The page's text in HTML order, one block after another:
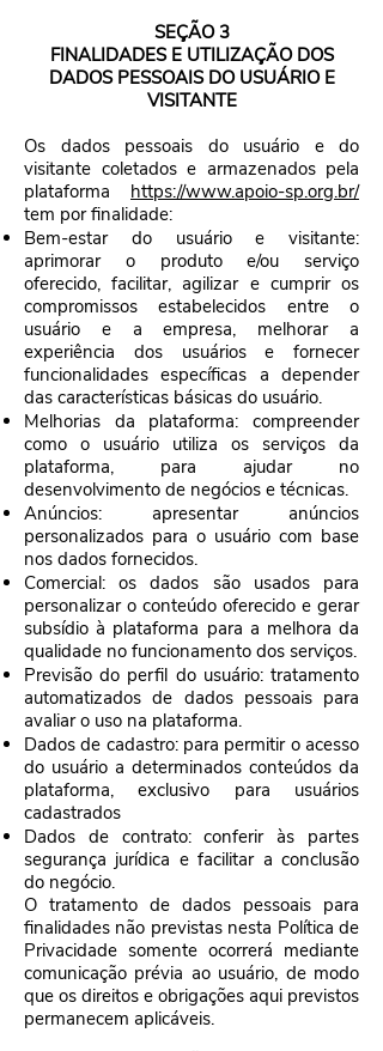
SEÇÃO 3
FINALIDADES E UTILIZAÇÃO DOS
DADOS PESSOAIS DO USUÁRIO E
VISITANTE
Os dados pessoais do usuário e do
visitante coletados e armazenados pela
plataforma https://www.apoio-sp.org.br/
tem por finalidade:
Bem-estar do usuário e visitante:
aprimorar o produto e/ou serviço
oferecido, facilitar, agilizar e cumprir os
compromissos estabelecidos entre o
usuário e a empresa, melhorar a
experiência dos usuários e fornecer
funcionalidades específicas a depender
das características básicas do usuário.
Melhorias da plataforma: compreender
como o usuário utiliza os serviços da
plataforma, para ajudar no
desenvolvimento de negócios e técnicas.
Anúncios: apresentar anúncios
personalizados para o usuário com base
nos dados fornecidos.
Comercial: os dados são usados para
personalizar o conteúdo oferecido e gerar
subsídio à plataforma para a melhora da
qualidade no funcionamento dos serviços.
Previsão do perfil do usuário: tratamento
automatizados de dados pessoais para
avaliar o uso na plataforma.
Dados de cadastro: para permitir o acesso
do usuário a determinados conteúdos da
plataforma, exclusivo para usuários
cadastrados
Dados de contrato: conferir às partes
segurança jurídica e facilitar a conclusão
do negócio.
O tratamento de dados pessoais para
finalidades não previstas nesta Política de
Privacidade somente ocorrerá mediante
comunicação prévia ao usuário, de modo
que os direitos e obrigações aqui previstos
permanecem aplicáveis.